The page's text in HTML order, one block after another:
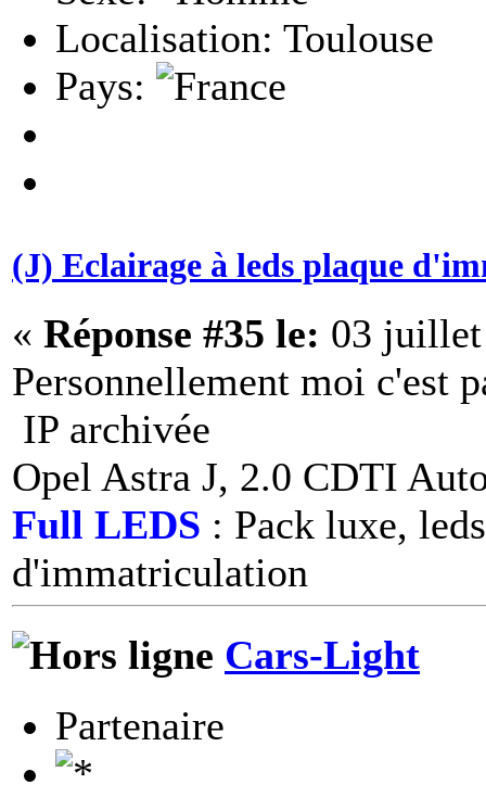
Localisation: Toulouse
Pays:
(J) Eclairage à leds plaque
« Réponse #35 le: 03 juillet
Personnellement moi c'est
IP archivée
Opel Astra J, 2.0 CDTI
Full LEDS : Pack luxe,
d'immatriculation
Cars-Light
Partenaire